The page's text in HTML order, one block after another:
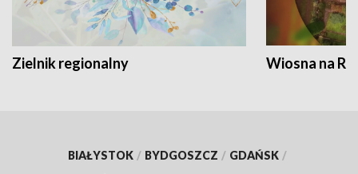
Zielnik regionalny Wiosna na
BIAŁYSTOK / BYDGOSZCZ / GDAŃSK /